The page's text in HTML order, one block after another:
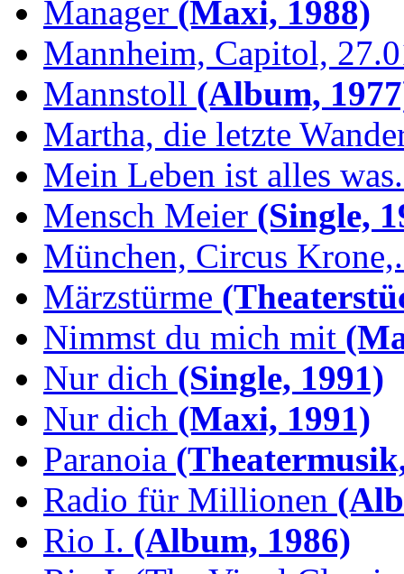
Manager (Maxi, 1988)
Mannheim, Capitol,
Mannstoll (Album,
Martha, die letzte
Mein Leben ist alles
Mensch Meier (Single,
München, Circus
Märzstürme
Nimmst du mich mit
Nur dich (Single, 1991)
Nur dich (Maxi, 1991)
Paranoia
Radio für Millionen
Rio I. (Album, 1986)